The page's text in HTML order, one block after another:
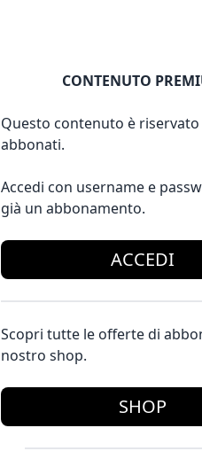
CONTENUTO
Questo contenuto è riservato
abbonati.
Accedi con username e
già un abbonamento.
ACCEDI
Scopri tutte le offerte di
nostro shop.
SHOP